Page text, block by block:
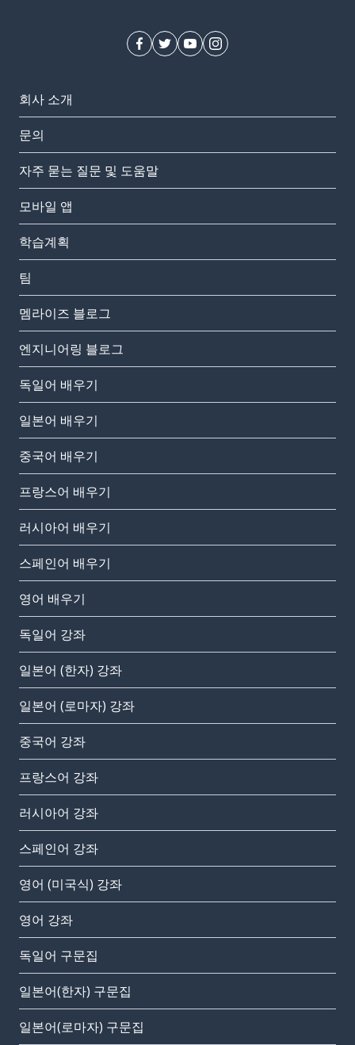
회사 소개
문의
자주 묻는 질문 및 도움말
모바일 앱
학습계획
팀
멤라이즈 블로그
엔지니어링 블로그
독일어 배우기
일본어 배우기
중국어 배우기
프랑스어 배우기
러시아어 배우기
스페인어 배우기
영어 배우기
독일어 강좌
일본어 (한자) 강좌
일본어 (로마자) 강좌
중국어 강좌
프랑스어 강좌
러시아어 강좌
스페인어 강좌
영어 (미국식) 강좌
영어 강좌
독일어 구문집
일본어(한자) 구문집
일본어(로마자) 구문집